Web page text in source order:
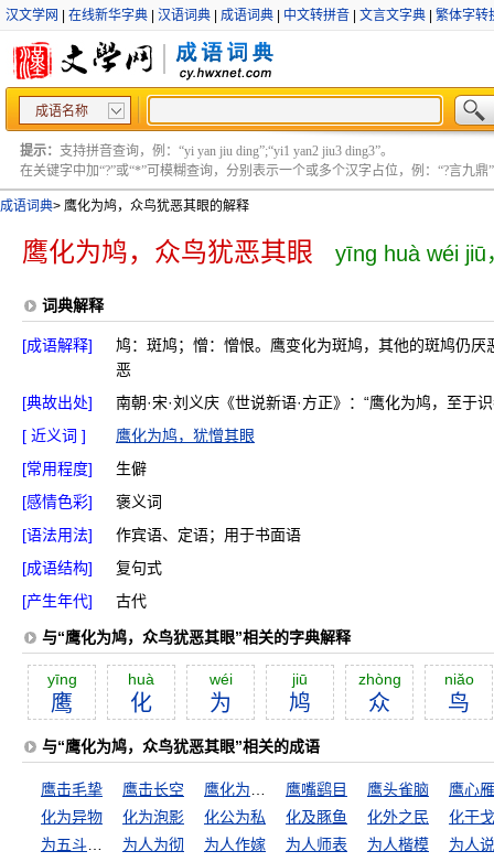
汉文学网 在线新华字典 汉语词典 成语词典 中文转拼音 文言文字典 繁体字转
成语名称
提示： 支持拼音查询，例：“yi yan jiu ding”;“yi1 yan2 jiu3 ding3”。
在关键字中加“?”或“*”可模糊查询，分别表示一个或多个汉字占位，例：“?言九鼎”
成语词典> 鹰化为鸠，众鸟犹恶其眼的解释
鹰化为鸠，众鸟犹恶其眼 yīng huà wéi
词典解释
[成语解释]
鸠：斑鸠；憎：憎恨。鹰变化为斑鸠，其他的斑鸠仍
恶
[典故出处]
南朝·宋·刘义庆《世说新语·方正》：“鹰化为鸠，至于
[ 近义词 ]
鹰化为鸠，犹憎其眼
[常用程度]
生僻
[感情色彩]
褒义词
[语法用法]
作宾语、定语；用于书面语
[成语结构]
复句式
[产生年代]
古代
与“鹰化为鸠，众鸟犹恶其眼”相关的字典解释
yīng
鹰
huà
化
wéi
为
jiū
鸠
zhòng
众
niăo
鸟
与“鹰化为鸠，众鸟犹恶其眼”相关的成语
鹰击毛挚 鹰击长空 鹰嘴鹞目 鹰头雀脑
鹰心
化为异物
化为泡影 化公为私 化及豚鱼
化外之民
为人为彻 为人作嫁 为人师表 为人楷模
为人